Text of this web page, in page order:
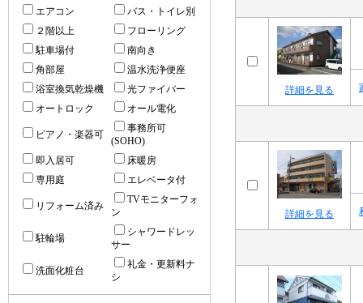
エアコン
バス・トイレ別
２階以上
フローリング
駐車場付
南向き
角部屋
温水洗浄便座
浴室換気乾燥機
光ファイバー
オートロック
オール電化
ピアノ・楽器可
事務所可
(SOHO)
即入居可
床暖房
専用庭
エレベータ付
リフォーム済み
TVモニターフォ
ン
駐輪場
シャワードレッ
サー
洗面化粧台
礼金・更新料ナ
シ
詳細を見る
詳細を見る